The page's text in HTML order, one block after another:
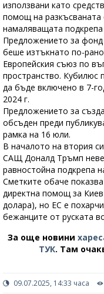
използвани като
помощ на разкъсваната
намаляващата
Предложението за
беше изтъкнато по-
Европейския съюз по
пространство. Кубилюс
да бъде включено в 7-
2024 г.
Предложението за
обсъден преди
рамка на 16 юли.
В началото на втория
САЩ Доналд Тръмп
равностойна подкрепа
Сметките обаче
директна помощ за
долара), но ЕС е
бежанците от руската
За още новини
ТУК. Там
09.07.2025, 14:33 часа